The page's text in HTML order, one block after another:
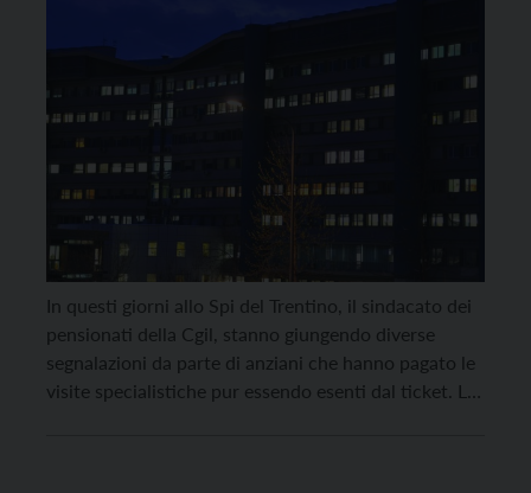
In questi giorni allo Spi del Trentino, il sindacato dei
pensionati della Cgil, stanno giungendo diverse
segnalazioni da parte di anziani che hanno pagato le
visite specialistiche pur essendo esenti dal ticket. Le